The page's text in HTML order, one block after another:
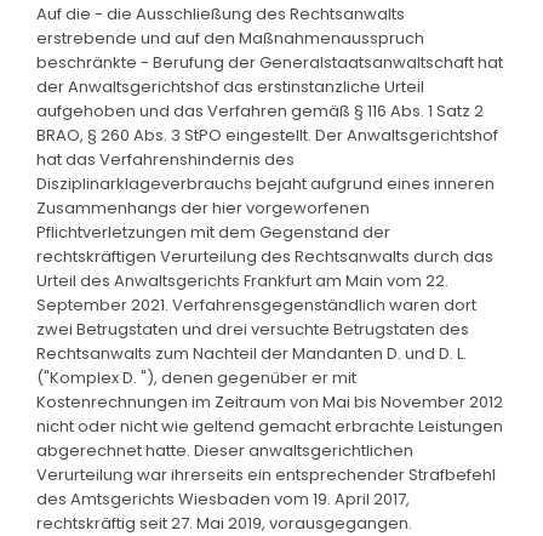
Auf die - die Ausschließung des Rechtsanwalts
erstrebende und auf den Maßnahmenausspruch
beschränkte - Berufung der Generalstaatsanwaltschaft hat
der Anwaltsgerichtshof das erstinstanzliche Urteil
aufgehoben und das Verfahren gemäß § 116 Abs. 1 Satz 2
BRAO, § 260 Abs. 3 StPO eingestellt. Der Anwaltsgerichtshof
hat das Verfahrenshindernis des
Disziplinarklageverbrauchs bejaht aufgrund eines inneren
Zusammenhangs der hier vorgeworfenen
Pflichtverletzungen mit dem Gegenstand der
rechtskräftigen Verurteilung des Rechtsanwalts durch das
Urteil des Anwaltsgerichts Frankfurt am Main vom 22.
September 2021. Verfahrensgegenständlich waren dort
zwei Betrugstaten und drei versuchte Betrugstaten des
Rechtsanwalts zum Nachteil der Mandanten D. und D. L.
("Komplex D. "), denen gegenüber er mit
Kostenrechnungen im Zeitraum von Mai bis November 2012
nicht oder nicht wie geltend gemacht erbrachte Leistungen
abgerechnet hatte. Dieser anwaltsgerichtlichen
Verurteilung war ihrerseits ein entsprechender Strafbefehl
des Amtsgerichts Wiesbaden vom 19. April 2017,
rechtskräftig seit 27. Mai 2019, vorausgegangen.